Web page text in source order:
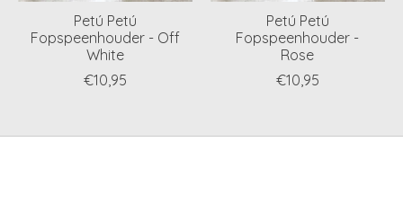
Petú Petú
Fopspeenhouder - Off
White
€10,95
Petú Petú
Fopspeenhouder -
Rose
€10,95